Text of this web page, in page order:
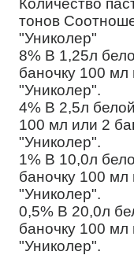
Количество
тонов
"Униколер"
8% В 1,25л
баночку 100
"Униколер".
4% В 2,5л
100 мл или 2
"Униколер".
1% В 10,0л
баночку 100
"Униколер".
0,5% В 20,0л
баночку 100
"Униколер".